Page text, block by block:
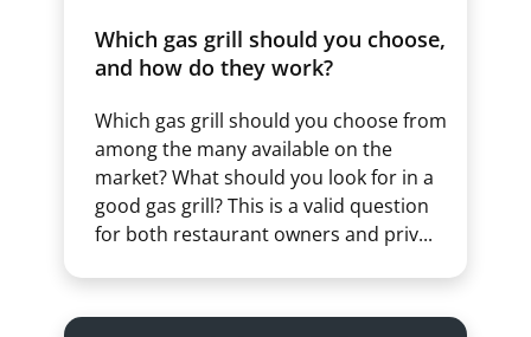
Which gas grill should you choose,
and how do they work?
Which gas grill should you choose from
among the many available on the
market? What should you look for in a
good gas grill? This is a valid question
for both restaurant owners and priv...